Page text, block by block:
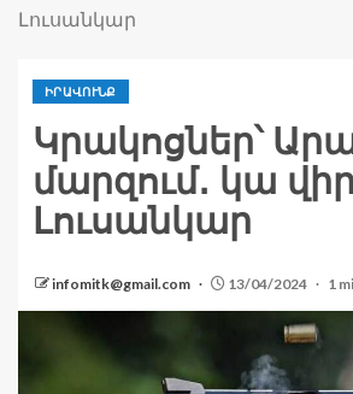
Լուսանկար
ԻՐԱՎՈՒՆՔ
Կրակոցներ՝
մարզում․ կա
Լուսանկար
infomitk@gmail.com 13/04/2024 1